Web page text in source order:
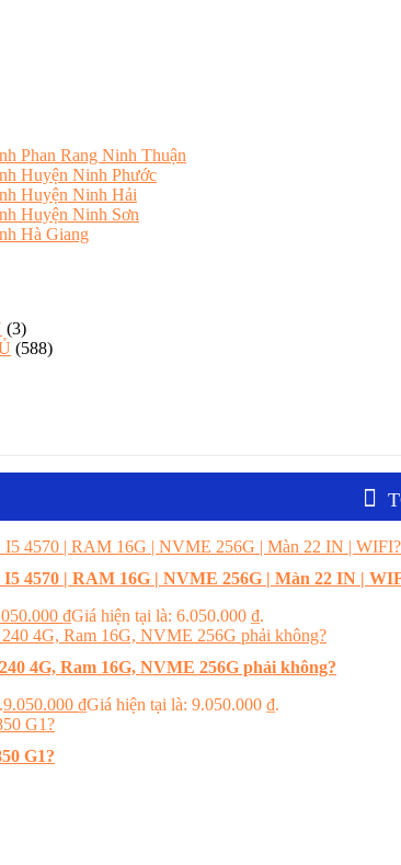
Phan Rang Ninh Thuận
Huyện Ninh Phước
Huyện Ninh Hải
Huyện Ninh Sơn
Hà Giang
(3)
(588)
4570 | RAM 16G | NVME 256G | Màn 22 IN |
₫Giá hiện tại là: 6.050.000 ₫.
4G, Ram 16G, NVME 256G phải không?
9.050.000 ₫Giá hiện tại là: 9.050.000 ₫.
G1?